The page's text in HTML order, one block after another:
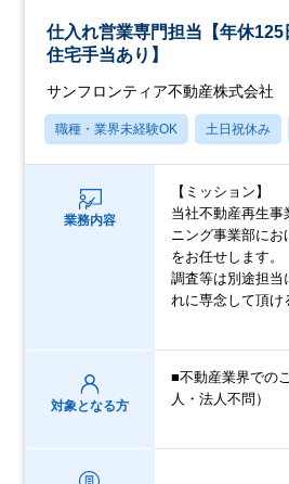
仕入れ営業専門担当【年休125
住宅手当あり】
サンフロンティア不動産株式会社
職種・業界未経験OK 土日祝休み
業務内容
【ミッション】
当社不動産再生事
ニング事業部に
をお任せします。
調査等は別途担当
れに専念して頂け
対象となる方
■不動産業界での
人・法人不問）